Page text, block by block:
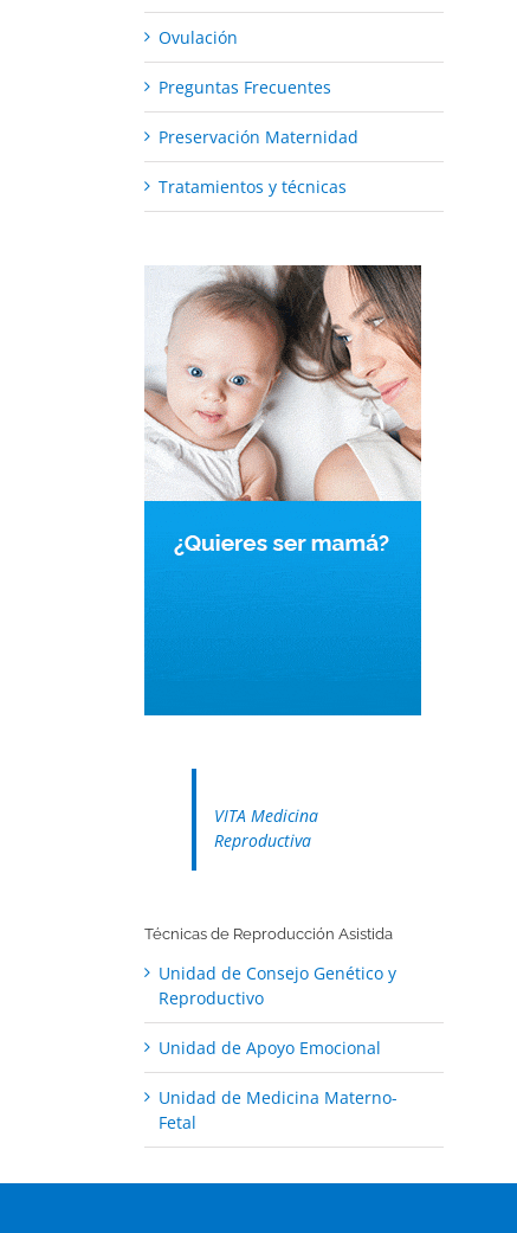
Ovulación
Preguntas Frecuentes
Preservación Maternidad
Tratamientos y técnicas
VITA Medicina
Reproductiva
Técnicas de Reproducción Asistida
Unidad de Consejo Genético y
Reproductivo
Unidad de Apoyo Emocional
Unidad de Medicina Materno-
Fetal